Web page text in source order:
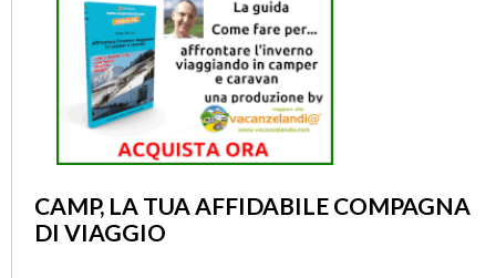
CAMP, LA TUA AFFIDABILE COMPAGNA
DI VIAGGIO